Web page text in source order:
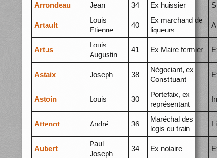
Arrondeau Jean 34 Ex huissier
Artault
Louis
Etienne
40
Ex marchand de
liqueurs
Artus
Louis
Augustin
41 Ex Maire fermier
Astaix Joseph 38
Négociant, ex
Constituant
Astoin Louis 30
Portefaix, ex
représentant
Attenot André 36
Maréchal des
logis du train
Aubert
Paul
Joseph
34 Ex notaire